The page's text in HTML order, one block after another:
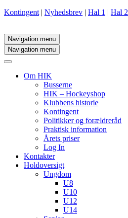
Kontingent | Nyhedsbrev | Hal 1 | Hal 2
Navigation menu
Navigation menu
Om HIK
Busserne
HIK – Hockeyshop
Klubbens historie
Kontingent
Politikker og forældreråd
Praktisk information
Årets priser
Log In
Kontakter
Holdoversigt
Ungdom
U8
U10
U12
U14